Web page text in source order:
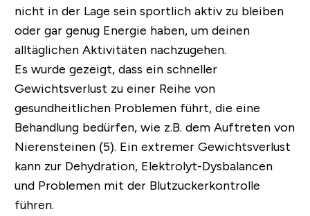
nicht in der Lage sein sportlich aktiv zu bleiben
oder gar genug Energie haben, um deinen
alltäglichen Aktivitäten nachzugehen.
Es wurde gezeigt, dass ein schneller
Gewichtsverlust zu einer Reihe von
gesundheitlichen Problemen führt, die eine
Behandlung bedürfen, wie z.B. dem Auftreten von
Nierensteinen (5). Ein extremer Gewichtsverlust
kann zur Dehydration, Elektrolyt-Dysbalancen
und Problemen mit der Blutzuckerkontrolle
führen.